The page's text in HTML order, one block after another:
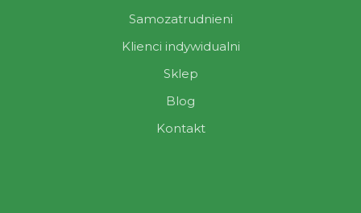
Samozatrudnieni
Klienci indywidualni
Sklep
Blog
Kontakt